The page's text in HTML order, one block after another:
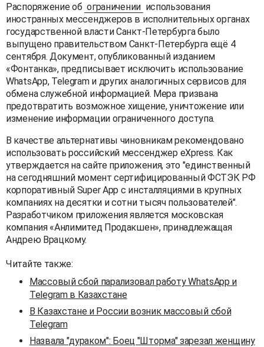
Распоряжение об ограничении использования
иностранных мессенджеров в исполнительных органах
государственной власти Санкт-Петербурга было
выпущено правительством Санкт-Петербурга ещё 4
сентября. Документ, опубликованный изданием
«Фонтанка», предписывает исключить использование
WhatsApp, Telegram и других аналогичных сервисов для
обмена служебной информацией. Мера призвана
предотвратить возможное хищение, уничтожение или
изменение информации ограниченного доступа.
В качестве альтернативы чиновникам рекомендовано
использовать российский мессенджер eXpress. Как
утверждается на сайте приложения, это "единственный
на сегодняшний момент сертифицированный ФСТЭК РФ
корпоративный Super App с инсталляциями в крупных
компаниях на десятки и сотни тысяч пользователей".
Разработчиком приложения является московская
компания «Анлимитед Продакшен», принадлежащая
Андрею Врацкому.
Читайте также:
Массовый сбой парализовал работу WhatsApp и
Telegram в Казахстане
В Казахстане и России возник массовый сбой
Telegram
Назвала "дураком": Боец "Шторма" зарезал женщину